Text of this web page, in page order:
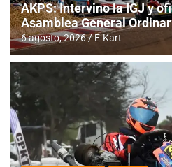
AKPS: Intervino la IGJ y
Asamblea General
6 agosto, 2026 E-Kart